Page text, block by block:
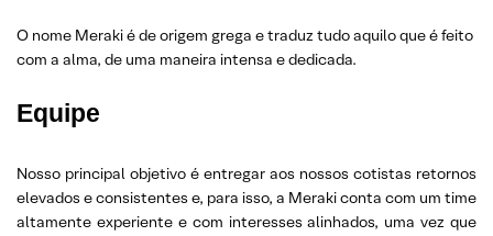
O nome Meraki é de origem grega e traduz tudo aquilo que é feito
com a alma, de uma maneira intensa e dedicada.
Equipe
Nosso principal objetivo é entregar aos nossos cotistas retornos
elevados e consistentes e, para isso, a Meraki conta com um time
altamente experiente e com interesses alinhados, uma vez que